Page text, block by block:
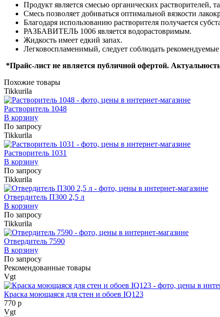
Продукт является смесью органических растворителей,
Смесь позволяет добиваться оптимальной вязкости
Благодаря использованию растворителя получается
РАЗБАВИТЕЛЬ 1006 является водорастовримым.
Жидкость имеет едкий запах.
Легковоспламенимый, следует соблюдать рекомендуемые
*Прайс-лист не является публичной офертой.
Похожие товары
Tikkurila
Растворитель 1048
В корзину
По запросу
Tikkurila
Растворитель 1031
В корзину
По запросу
Tikkurila
Отвердитель П300 2,5 л
В корзину
По запросу
Tikkurila
Отвердитель 7590
В корзину
По запросу
Рекомендованные товары
Vgt
Краска моющаяся для стен и обоев IQ123
770 р
Vgt